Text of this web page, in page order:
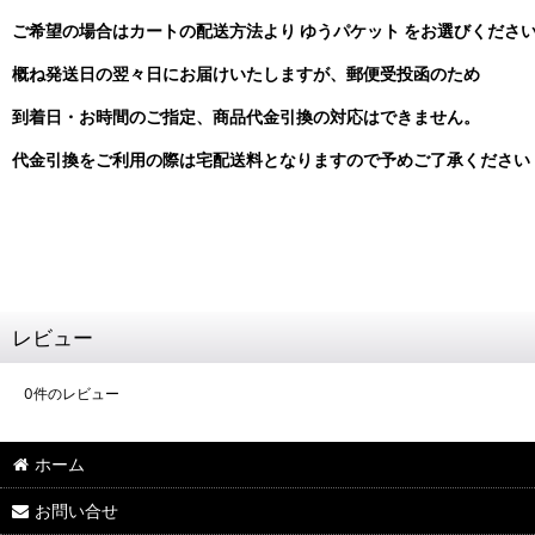
ご希望の場合はカートの配送方法より ゆうパケット をお選びくださ
概ね発送日の翌々日にお届けいたしますが、郵便受投函のため
到着日・お時間のご指定、商品代金引換の対応はできません。
代金引換をご利用の際は宅配送料となりますので予めご了承ください
レビュー
0件のレビュー
ホーム
お問い合せ